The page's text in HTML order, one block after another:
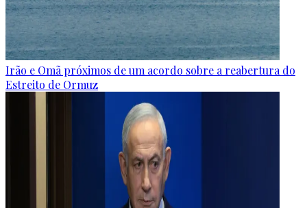
Irão e Omã próximos de um acordo sobre a reabertura do
Estreito de Ormuz